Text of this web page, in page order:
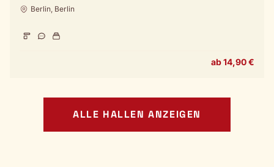
Berlin, Berlin
ab 14,90 €
ALLE HALLEN ANZEIGEN